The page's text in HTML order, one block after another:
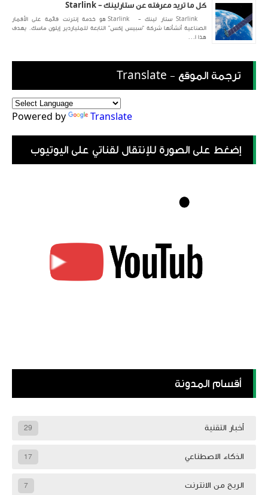
كل ما تريد معرفته عن ستارلينك - Starlink
Starlink ستار لينك - Starlink هو خدمة إنترنت قائمة على الأقمار
الصناعية أنشأتها شركة “سبيس إكس” التابعة للملياردير إيلون ماسك. يهدف
هذا ا...
ترجمة الموقع - Translate
Powered by Translate
إضغط على الصورة للإنتقال لقناتي على اليوتيوب
أقسام المدونة
أخبار التقنية 29
الذكاء الاصطناعي 17
الربح من الانترنت 7